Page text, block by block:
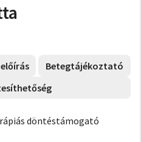
Betegtájékoztató
döntéstámogató